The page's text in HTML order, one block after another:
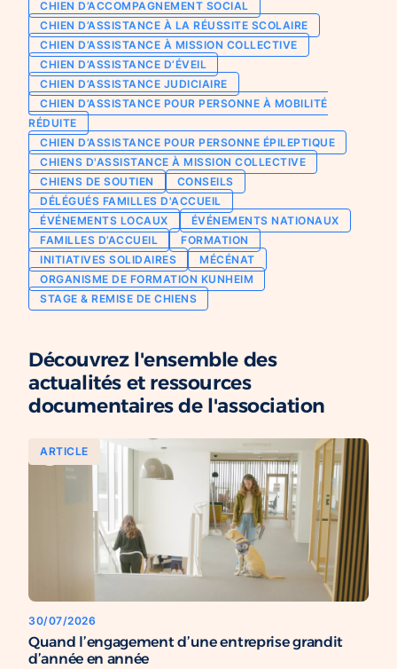
Chien d’assistance pour personne
épileptique
CHIENS À MISSION COLLECTIVE
Chien d’assistance d’accompagnement
social
Chien d’assistance à la réussite scolaire
Chien d’assistance judiciaire
Je deviens mécène ou partenaire
Ils nous soutiennent
Je m’engage / j’engage mes collaborateurs
Je lance une collecte
J’engage mes clients
CHIEN D’ACCOMPAGNEMENT SOCIAL
CHIEN D’ASSISTANCE À LA RÉUSSITE SCOLAIRE
CHIEN D’ASSISTANCE À MISSION COLLECTIVE
CHIEN D’ASSISTANCE D’ÉVEIL
CHIEN D’ASSISTANCE JUDICIAIRE
CHIEN D’ASSISTANCE POUR PERSONNE À MOBILITÉ
RÉDUITE
CHIEN D’ASSISTANCE POUR PERSONNE ÉPILEPTIQUE
CHIENS D'ASSISTANCE À MISSION COLLECTIVE
CHIENS DE SOUTIEN
CONSEILS
DÉLÉGUÉS FAMILLES D'ACCUEIL
ÉVÉNEMENTS LOCAUX
ÉVÉNEMENTS NATIONAUX
FAMILLES D’ACCUEIL
FORMATION
INITIATIVES SOLIDAIRES
MÉCÉNAT
ORGANISME DE FORMATION KUNHEIM
STAGE & REMISE DE CHIENS
Découvrez l'ensemble des
actualités et ressources
documentaires de l'association
ARTICLE
30/07/2026
Quand l’engagement d’une entreprise grandit
d’année en année